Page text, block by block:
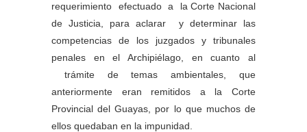
requerimiento efectuado a la Corte Nacional
de Justicia, para aclarar y determinar las
competencias de los juzgados y tribunales
penales en el Archipiélago, en cuanto al
trámite de temas ambientales, que
anteriormente eran remitidos a la Corte
Provincial del Guayas, por lo que muchos de
ellos quedaban en la impunidad.